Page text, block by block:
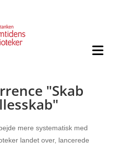
"Skab
mere systematisk med
landet over, lancerede